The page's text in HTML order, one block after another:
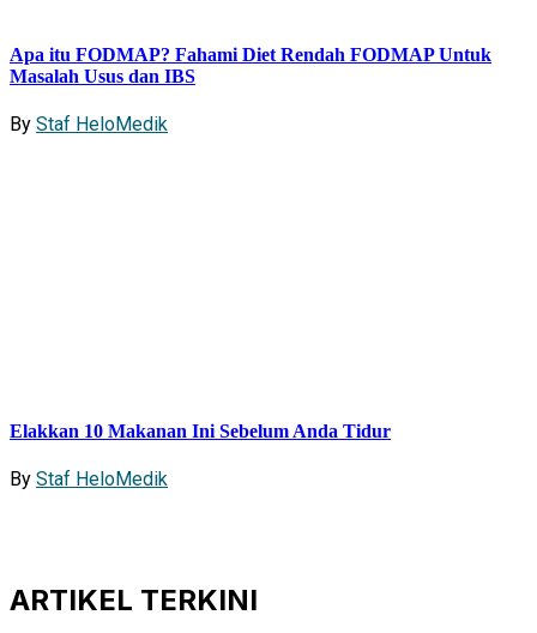
Apa itu FODMAP? Fahami Diet Rendah FODMAP Untuk
Masalah Usus dan IBS
By Staf HeloMedik
Elakkan 10 Makanan Ini Sebelum Anda Tidur
By Staf HeloMedik
ARTIKEL TERKINI